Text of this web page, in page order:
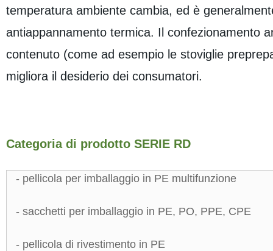
temperatura ambiente cambia, ed è
antiappannamento termica. Il confezionamento
contenuto (come ad esempio le stoviglie
migliora il desiderio dei consumatori.
Categoria di prodotto SERIE RD
- pellicola per imballaggio in PE multifunzione
- sacchetti per imballaggio in PE, PO, PPE, CPE
- pellicola di rivestimento in PE